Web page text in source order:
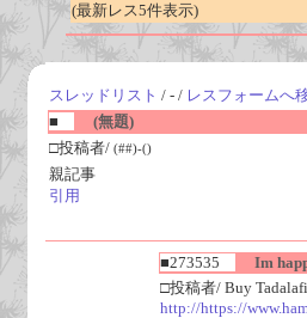
(最新レス5件表示)
スレッドリスト / - / レスフォームへ
■
(無題)
□投稿者/ (##)-()
親記事
引用
■273535
Im
□投稿者/ Buy
http://https://